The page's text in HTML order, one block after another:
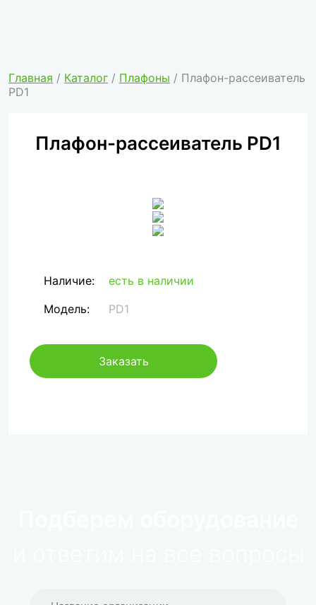
Главная / Каталог / Плафоны / Плафон-рассеиватель
PD1
Плафон-рассеиватель PD1
Наличие:
есть в наличии
Модель:
PD1
Заказать